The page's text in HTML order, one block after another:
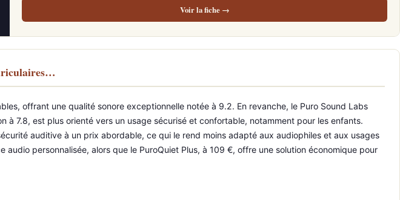
Voir la fiche →
offrant une qualité sonore exceptionnelle notée à 9.2. En revanche, le Puro Sound Labs
7.8, est plus orienté vers un usage sécurisé et confortable, notamment pour les enfants.
auditive à un prix abordable, ce qui le rend moins adapté aux audiophiles et aux usages
personnalisée, alors que le PuroQuiet Plus, à 109 €, offre une solution économique pour